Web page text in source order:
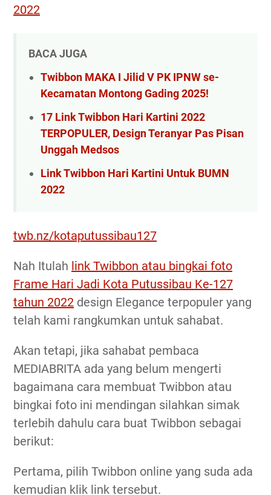
2022
BACA JUGA
Twibbon MAKA I Jilid V PK IPNW se-
Kecamatan Montong Gading 2025!
17 Link Twibbon Hari Kartini 2022
TERPOPULER, Design Teranyar Pas Pisan
Unggah Medsos
Link Twibbon Hari Kartini Untuk BUMN
2022
twb.nz/kotaputussibau127
Nah Itulah link Twibbon atau bingkai foto
Frame Hari Jadi Kota Putussibau Ke-127
tahun 2022 design Elegance terpopuler yang
telah kami rangkumkan untuk sahabat.
Akan tetapi, jika sahabat pembaca
MEDIABRITA ada yang belum mengerti
bagaimana cara membuat Twibbon atau
bingkai foto ini mendingan silahkan simak
terlebih dahulu cara buat Twibbon sebagai
berikut:
Pertama, pilih Twibbon online yang suda ada
kemudian klik link tersebut.